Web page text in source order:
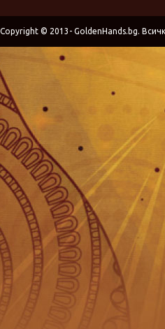
Copyright © 2013- GoldenHands.bg.